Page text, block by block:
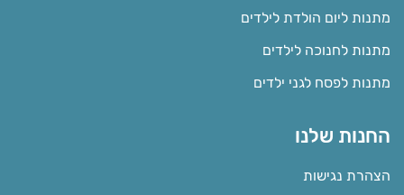
מתנות ליום הולדת לילדים
מתנות לחנוכה לילדים
מתנות לפסח לגני ילדים
החנות שלנו
הצהרת נגישות